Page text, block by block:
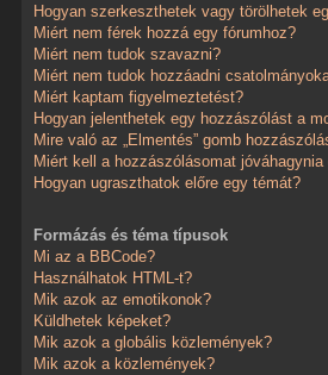
Hogyan szerkeszthetek vagy törölhetek
Miért nem férek hozzá egy fórumhoz?
Miért nem tudok szavazni?
Miért nem tudok hozzáadni
Miért kaptam figyelmeztetést?
Hogyan jelenthetek egy hozzászólást a
Mire való az „Elmentés” gomb
Miért kell a hozzászólásomat
Hogyan ugraszthatok előre egy témát?
Formázás és téma típusok
Mi az a BBCode?
Használhatok HTML-t?
Mik azok az emotikonok?
Küldhetek képeket?
Mik azok a globális közlemények?
Mik azok a közlemények?